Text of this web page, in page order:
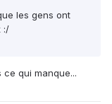
les gens ont
:/
qui manque...